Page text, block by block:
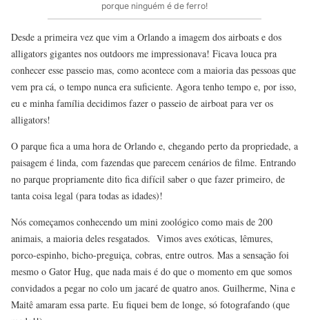
porque ninguém é de ferro!
Desde a primeira vez que vim a Orlando a imagem dos airboats e dos
alligators gigantes nos outdoors me impressionava! Ficava louca pra
conhecer esse passeio mas, como acontece com a maioria das pessoas que
vem pra cá, o tempo nunca era suficiente. Agora tenho tempo e, por isso,
eu e minha família decidimos fazer o passeio de airboat para ver os
alligators!
O parque fica a uma hora de Orlando e, chegando perto da propriedade, a
paisagem é linda, com fazendas que parecem cenários de filme. Entrando
no parque propriamente dito fica difícil saber o que fazer primeiro, de
tanta coisa legal (para todas as idades)!
Nós começamos conhecendo um mini zoológico como mais de 200
animais, a maioria deles resgatados. Vimos aves exóticas, lêmures,
porco-espinho, bicho-preguiça, cobras, entre outros. Mas a sensação foi
mesmo o Gator Hug, que nada mais é do que o momento em que somos
convidados a pegar no colo um jacaré de quatro anos. Guilherme, Nina e
Maitê amaram essa parte. Eu fiquei bem de longe, só fotografando (que